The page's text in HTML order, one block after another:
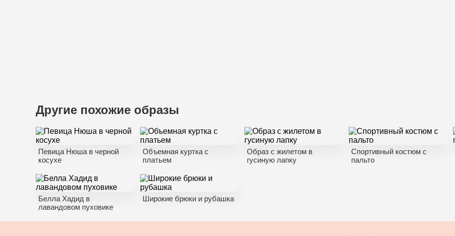
Другие похожие образы
Певица Нюша в черной
косухе
Объемная куртка с
платьем
Образ с жилетом в
гусиную лапку
Спортивный костюм с
пальто
Белла Хадид в
лавандовом пуховике
Широкие брюки и рубашка